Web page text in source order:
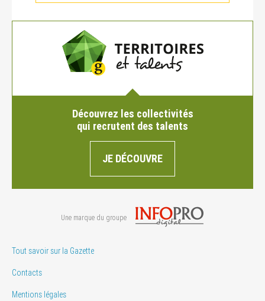
Découvrez les collectivités
qui recrutent des talents
JE DÉCOUVRE
Une marque du groupe
Tout savoir sur la Gazette
Contacts
Mentions légales